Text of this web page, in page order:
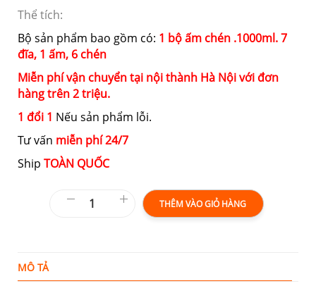
240.000₫.
Thể tích:
Bộ sản phẩm bao gồm có: 1 bộ ấm chén .1000ml. 7
đĩa, 1 ấm, 6 chén
Miễn phí vận chuyển tại nội thành Hà Nội với đơn
hàng trên 2 triệu.
1 đổi 1 Nếu sản phẩm lỗi.
Tư vấn miễn phí 24/7
Ship TOÀN QUỐC
THÊM VÀO GIỎ HÀNG
MÔ TẢ